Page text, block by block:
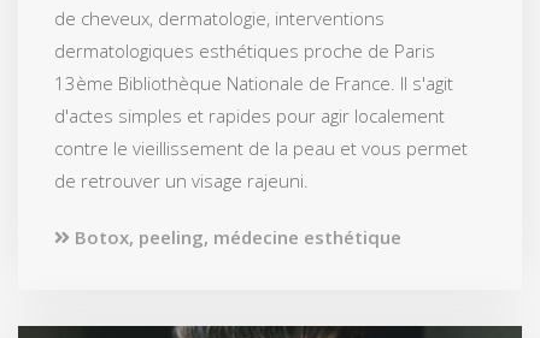
de cheveux, dermatologie, interventions
dermatologiques esthétiques proche de Paris
13ème Bibliothèque Nationale de France. Il s'agit
d'actes simples et rapides pour agir localement
contre le vieillissement de la peau et vous permet
de retrouver un visage rajeuni.
Botox, peeling, médecine esthétique